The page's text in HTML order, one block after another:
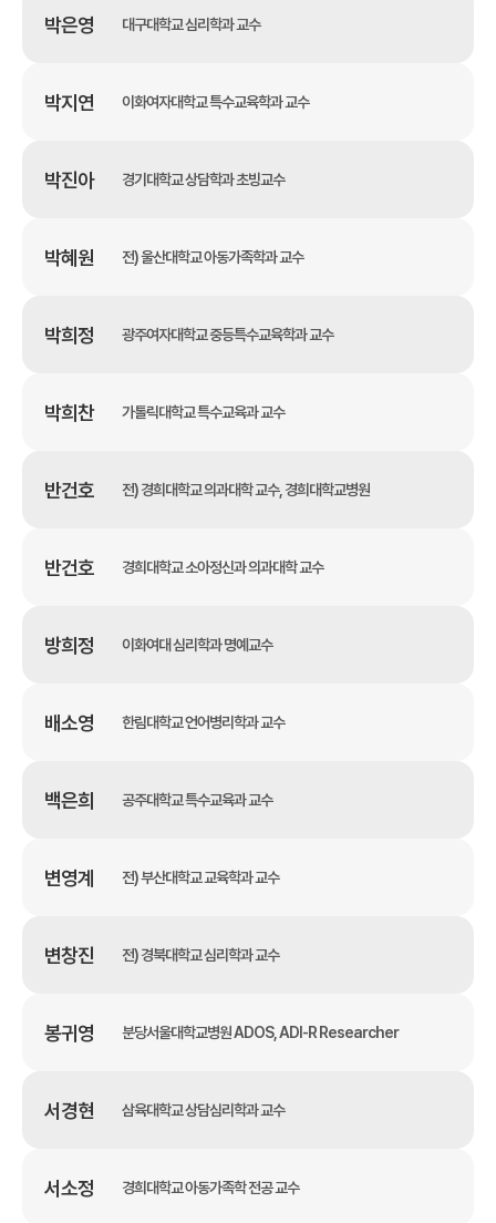
박은영 대구대학교 심리학과 교수
박지연 이화여자대학교 특수교육학과 교수
박진아 경기대학교 상담학과 초빙교수
박혜원 전) 울산대학교 아동가족학과 교수
박희정 광주여자대학교 중등특수교육학과 교수
박희찬 가톨릭대학교 특수교육과 교수
반건호 전) 경희대학교 의과대학 교수, 경희대학교병원
반건호 경희대학교 소아정신과 의과대학 교수
방희정 이화여대 심리학과 명예교수
배소영 한림대학교 언어병리학과 교수
백은희 공주대학교 특수교육과 교수
변영계 전) 부산대학교 교육학과 교수
변창진 전) 경북대학교 심리학과 교수
봉귀영 분당서울대학교병원 ADOS, ADI-R Researcher
서경현 삼육대학교 상담심리학과 교수
서소정 경희대학교 아동가족학 전공 교수